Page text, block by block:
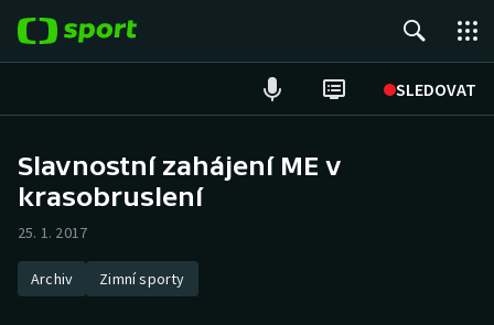
SLEDOVAT
Hokej
Atletika
Slavnostní zahájení ME v
krasobruslení
25. 1. 2017
Archiv Zimní sporty